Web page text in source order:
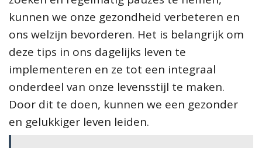
kunnen we onze gezondheid verbeteren en
ons welzijn bevorderen. Het is belangrijk om
deze tips in ons dagelijks leven te
implementeren en ze tot een integraal
onderdeel van onze levensstijl te maken.
Door dit te doen, kunnen we een gezonder
en gelukkiger leven leiden.